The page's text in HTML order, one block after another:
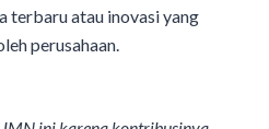
terbaru atau inovasi yang
perusahaan.